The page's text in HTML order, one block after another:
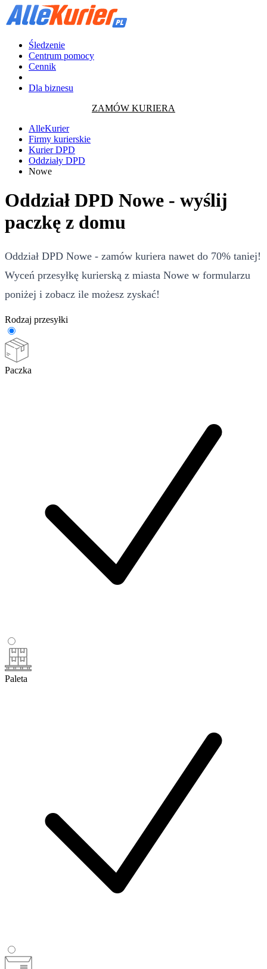
Śledzenie
Centrum pomocy
Cennik
Dla biznesu
ZAMÓW KURIERA
AlleKurier
Firmy kurierskie
Kurier DPD
Oddziały DPD
Nowe
Oddział DPD Nowe - wyślij
paczkę z domu
Oddział DPD Nowe - zamów kuriera nawet do 70% taniej!
Wyceń przesyłkę kurierską z miasta Nowe w formularzu
poniżej i zobacz ile możesz zyskać!
Rodzaj przesyłki
Paczka
Paleta